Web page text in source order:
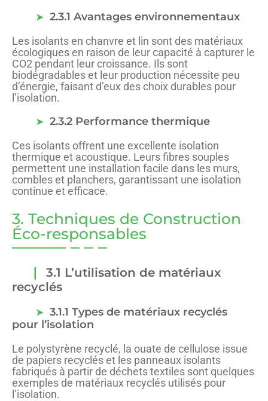
2.3.1 Avantages environnementaux
Les isolants en chanvre et lin sont des matériaux
écologiques en raison de leur capacité à capturer le
CO2 pendant leur croissance. Ils sont
biodégradables et leur production nécessite peu
d’énergie, faisant d’eux des choix durables pour
l’isolation.
2.3.2 Performance thermique
Ces isolants offrent une excellente isolation
thermique et acoustique. Leurs fibres souples
permettent une installation facile dans les murs,
combles et planchers, garantissant une isolation
continue et efficace.
3. Techniques de Construction
Éco-responsables
3.1 L’utilisation de matériaux
recyclés
3.1.1 Types de matériaux recyclés
pour l’isolation
Le polystyrène recyclé, la ouate de cellulose issue
de papiers recyclés et les panneaux isolants
fabriqués à partir de déchets textiles sont quelques
exemples de matériaux recyclés utilisés pour
l’isolation.